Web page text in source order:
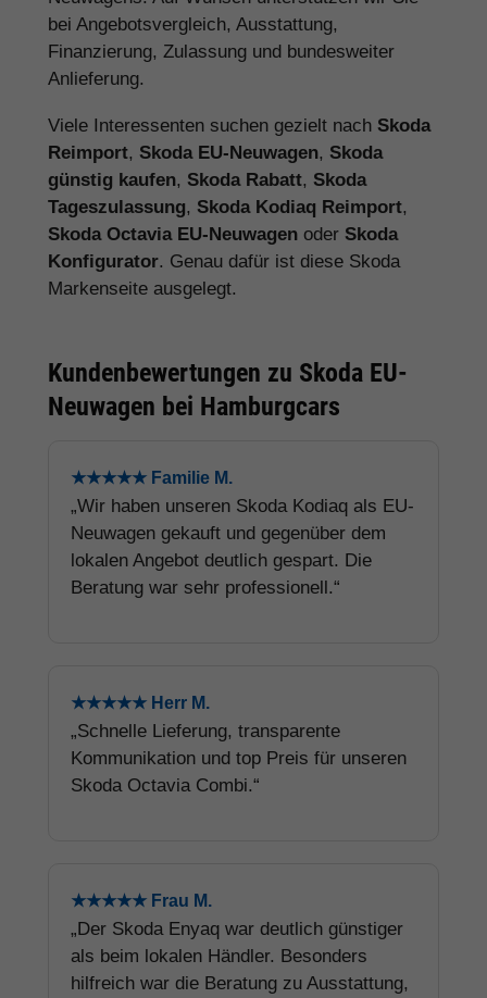
bei Angebotsvergleich, Ausstattung,
Finanzierung, Zulassung und bundesweiter
Anlieferung.
Viele Interessenten suchen gezielt nach Skoda
Reimport, Skoda EU-Neuwagen, Skoda
günstig kaufen, Skoda Rabatt, Skoda
Tageszulassung, Skoda Kodiaq Reimport,
Skoda Octavia EU-Neuwagen oder Skoda
Konfigurator. Genau dafür ist diese Skoda
Markenseite ausgelegt.
Kundenbewertungen zu Skoda EU-
Neuwagen bei Hamburgcars
★★★★★ Familie M.
„Wir haben unseren Skoda Kodiaq als EU-
Neuwagen gekauft und gegenüber dem
lokalen Angebot deutlich gespart. Die
Beratung war sehr professionell.“
★★★★★ Herr M.
„Schnelle Lieferung, transparente
Kommunikation und top Preis für unseren
Skoda Octavia Combi.“
★★★★★ Frau M.
„Der Skoda Enyaq war deutlich günstiger
als beim lokalen Händler. Besonders
hilfreich war die Beratung zu Ausstattung,